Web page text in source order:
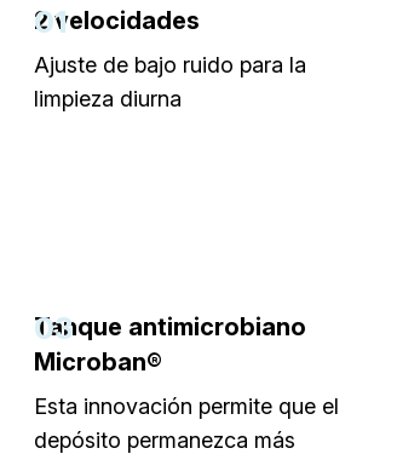
01
2 velocidades
Ajuste de bajo ruido para la
limpieza diurna
03
Tanque antimicrobiano
Microban®
Esta innovación permite que el
depósito permanezca más